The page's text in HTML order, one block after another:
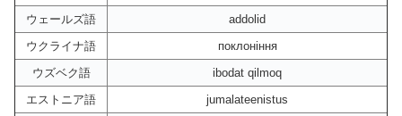
ウェールズ語
addolid
ウクライナ語
поклоніння
ウズベク語
ibodat qilmoq
エストニア語
jumalateenistus